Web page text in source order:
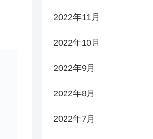
2022年11月
2022年10月
2022年9月
2022年8月
2022年7月